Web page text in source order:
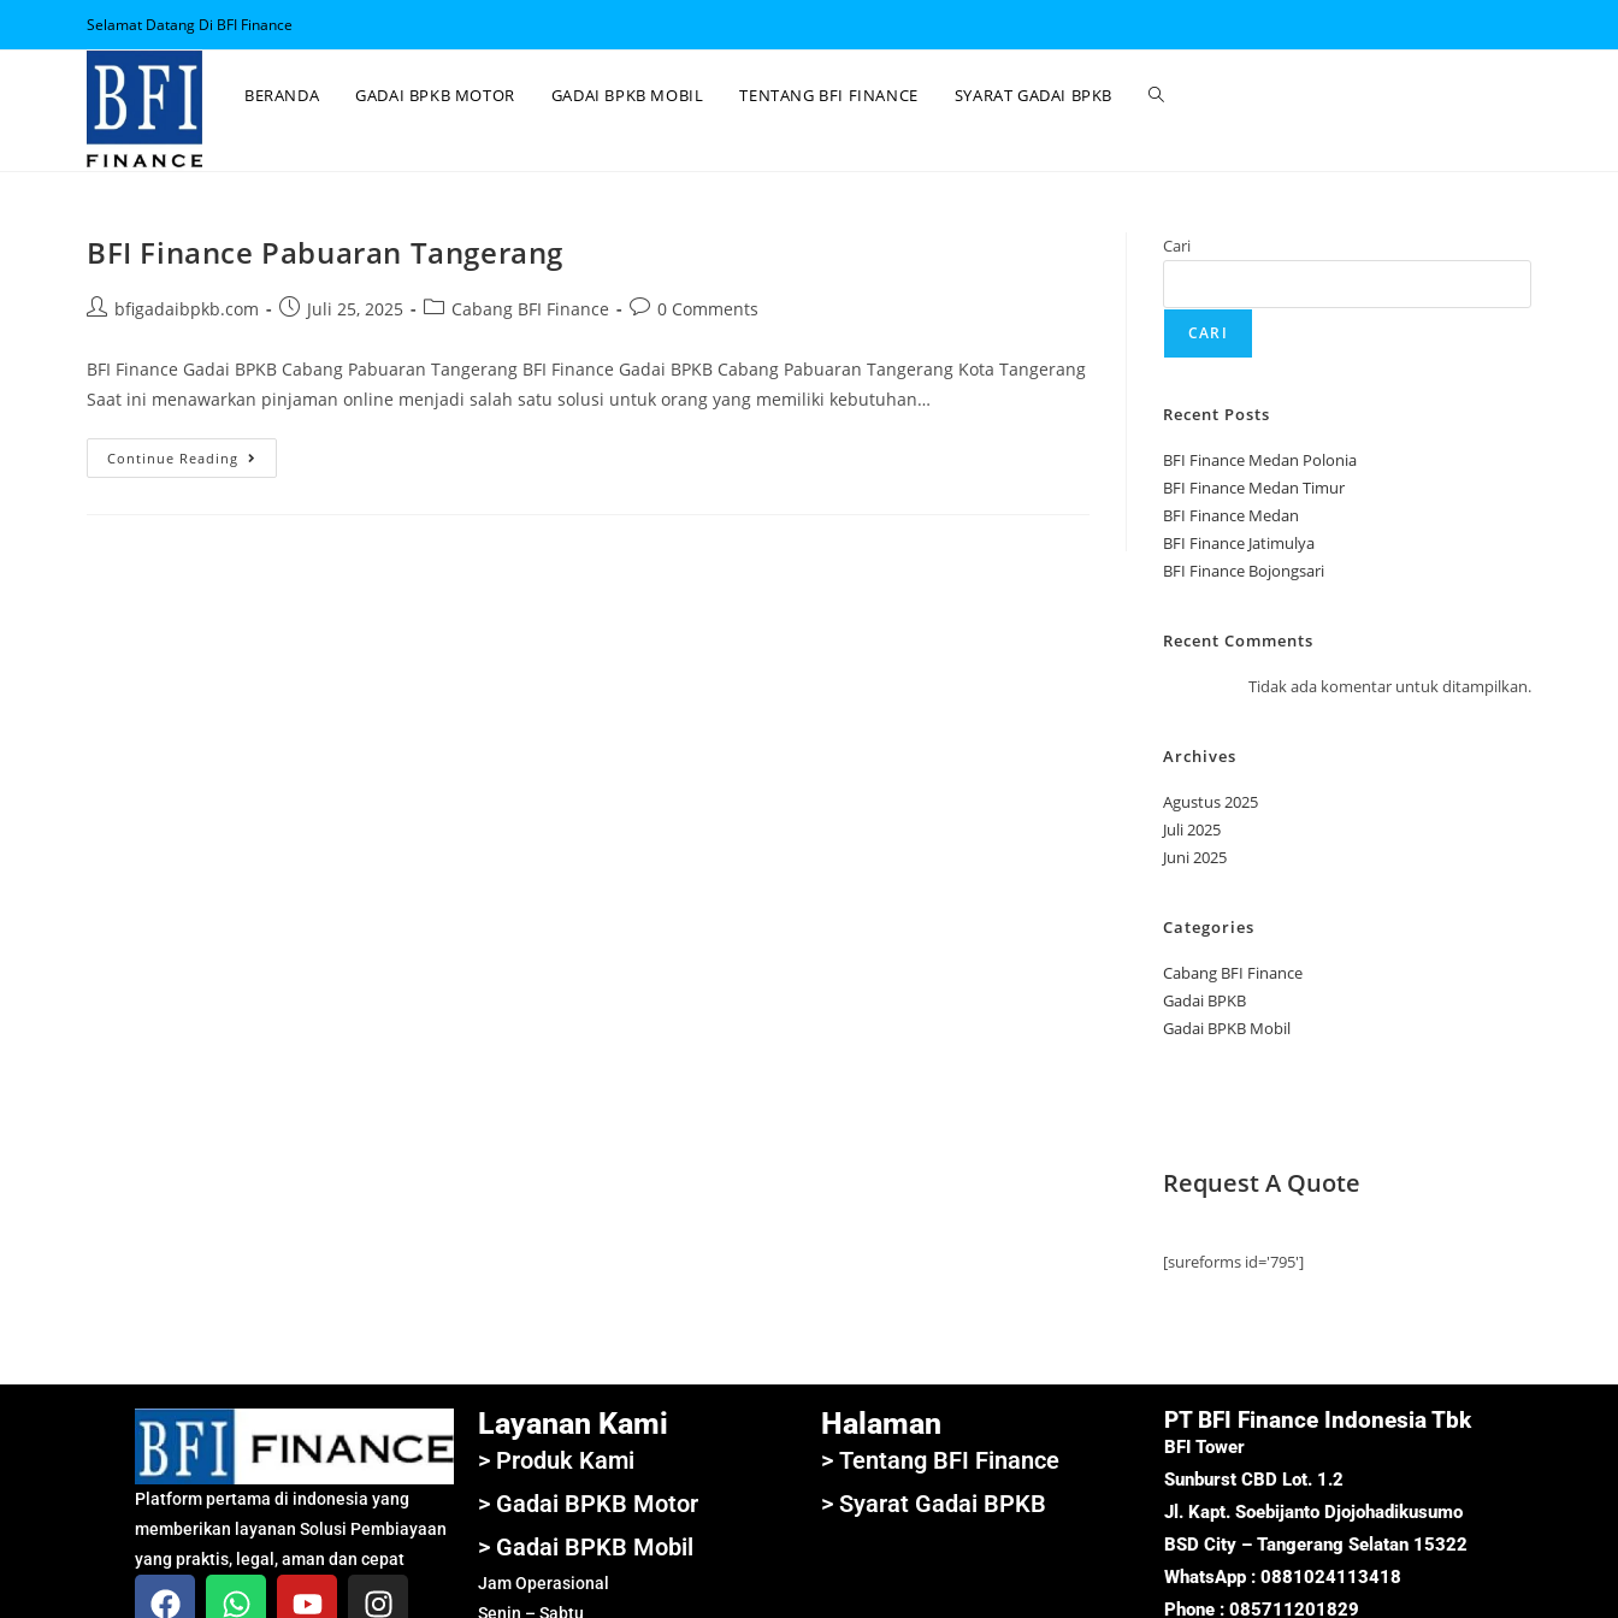
Selamat Datang Di BFI Finance
BERANDA GADAI BPKB MOTOR GADAI BPKB MOBIL TENTANG BFI FINANCE SYARAT GADAI BPKB
BFI Finance Pabuaran Tangerang
bfigadaibpkb.com Juli 25, 2025 Cabang BFI Finance 0 Comments
BFI Finance Gadai BPKB Cabang Pabuaran Tangerang BFI Finance Gadai BPKB Cabang Pabuaran Tangerang Kota Tangerang
Saat ini menawarkan pinjaman online menjadi salah satu solusi untuk orang yang memiliki kebutuhan…
Continue Reading
Cari
CARI
Recent Posts
BFI Finance Medan Polonia
BFI Finance Medan Timur
BFI Finance Medan
BFI Finance Jatimulya
BFI Finance Bojongsari
Recent Comments
Tidak ada komentar untuk ditampilkan.
Archives
Agustus 2025
Juli 2025
Juni 2025
Categories
Cabang BFI Finance
Gadai BPKB
Gadai BPKB Mobil
Request A Quote
[sureforms id='795']
Platform pertama di indonesia yang
memberikan layanan Solusi Pembiayaan
yang praktis, legal, aman dan cepat
Layanan Kami
> Produk Kami
> Gadai BPKB Motor
> Gadai BPKB Mobil
Jam Operasional
Senin – Sabtu
Halaman
> Tentang BFI Finance
> Syarat Gadai BPKB
PT BFI Finance Indonesia Tbk
BFI Tower
Sunburst CBD Lot. 1.2
Jl. Kapt. Soebijanto Djojohadikusumo
BSD City – Tangerang Selatan 15322
WhatsApp : 0881024113418
Phone : 085711201829